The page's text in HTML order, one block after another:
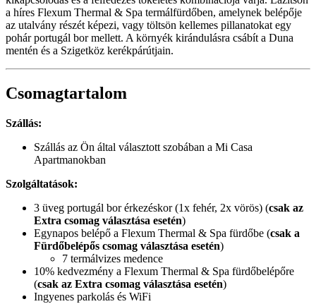
a híres Flexum Thermal & Spa termálfürdőben, amelynek belépője
az utalvány részét képezi, vagy töltsön kellemes pillanatokat egy
pohár portugál bor mellett. A környék kirándulásra csábít a Duna
mentén és a Szigetköz kerékpárútjain.
Csomagtartalom
Szállás:
Szállás az Ön által választott szobában a Mi Casa
Apartmanokban
Szolgáltatások:
3 üveg portugál bor érkezéskor (1x fehér, 2x vörös) (csak az
Extra csomag választása esetén)
Egynapos belépő a Flexum Thermal & Spa fürdőbe (csak a
Fürdőbelépős csomag választása esetén)
7 termálvizes medence
10% kedvezmény a Flexum Thermal & Spa fürdőbelépőre
(csak az Extra csomag választása esetén)
Ingyenes parkolás és WiFi